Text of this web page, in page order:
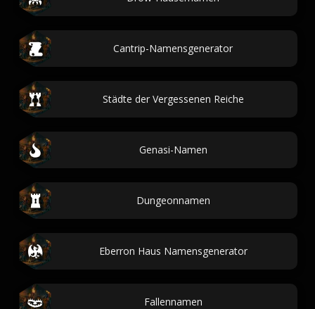
Cantrip-Namensgenerator
Städte der Vergessenen Reiche
Genasi-Namen
Dungeonnamen
Eberron Haus Namensgenerator
Fallennamen